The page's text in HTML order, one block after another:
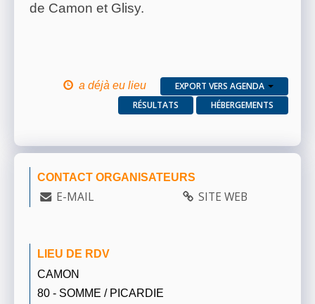
de Camon et Glisy.
a déjà eu lieu
EXPORT VERS AGENDA
RÉSULTATS
HÉBERGEMENTS
CONTACT ORGANISATEURS
E-MAIL SITE WEB
LIEU DE RDV
CAMON
80 - SOMME / PICARDIE